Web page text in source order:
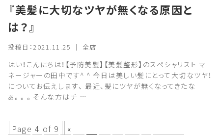
『美髪に大切なツヤが無くなる原因と
は？』
投稿日：2021.11.25 ｜ 全店
はい！こんにちは！【予防美髪】【美髪整形】のスペシャリスト マ
ネージャーの田中です^ ^ 今日は美しい髪にとって大切なツヤ！
についてお伝えします、 最近、髪にツヤが無くなってきたな
ぁ。。。そんな方はチ …
Page 4 of 9
«